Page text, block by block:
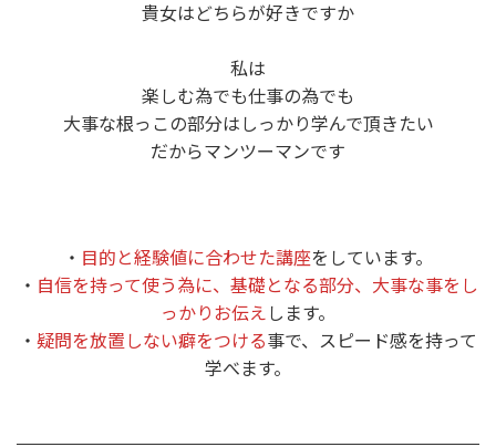
貴女はどちらが好きですか
私は
楽しむ為でも仕事の為でも
大事な根っこの部分はしっかり学んで頂きたい
だからマンツーマンです
・ 目的と経験値に合わせた講座をしています。
・ 自信を持って使う為に、基礎となる部分、大事な事をし
っかりお伝え します。
・ 疑問を放置しない癖をつける事で、スピード感を持って
学べます。